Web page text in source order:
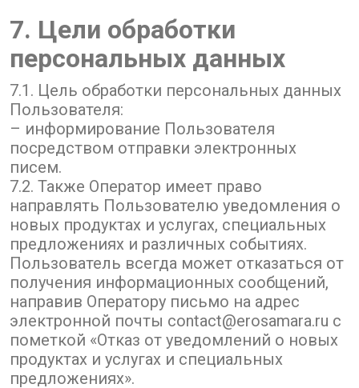
7. Цели обработки
персональных данных
7.1. Цель обработки персональных данных
Пользователя:
– информирование Пользователя
посредством отправки электронных
писем.
7.2. Также Оператор имеет право
направлять Пользователю уведомления о
новых продуктах и услугах, специальных
предложениях и различных событиях.
Пользователь всегда может отказаться от
получения информационных сообщений,
направив Оператору письмо на адрес
электронной почты contact@erosamara.ru с
пометкой «Отказ от уведомлений о новых
продуктах и услугах и специальных
предложениях».